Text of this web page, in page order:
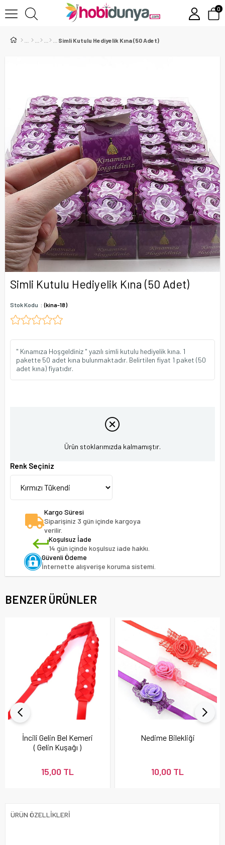
0
Simli Kutulu Hediyelik Kına (50 Adet)
Simli Kutulu Hediyelik Kına (50 Adet)
Stok Kodu (kina-18)
" Kınamıza Hoşgeldiniz " yazılı simli kutulu hediyelik kına. 1
pakette 50 adet kına bulunmaktadır. Belirtilen fiyat 1 paket (50
adet kına) fiyatıdır.
Ürün stoklarımızda kalmamıştır.
Renk Seçiniz
Kargo Süresi
Siparişiniz 3 gün içinde kargoya
verilir.
Koşulsuz İade
14 gün içinde koşulsuz iade hakkı.
Güvenli Ödeme
İnternette alışverişe koruma sistemi.
BENZER ÜRÜNLER
İncili Gelin Bel Kemeri
( Gelin Kuşağı )
15,00 TL
Nedime Bilekliği
10,00 TL
ÜRÜN ÖZELLIKLERI